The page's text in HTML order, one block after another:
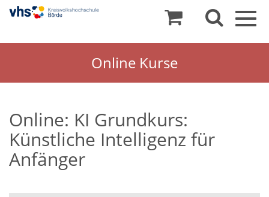
Online Kurse
Online: KI Grundkurs:
Künstliche Intelligenz für
Anfänger